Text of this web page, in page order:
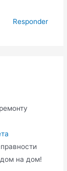
Responder
на дом!